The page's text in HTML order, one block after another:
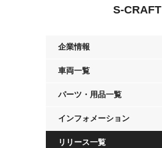
S-CRAFT
企業情報
車両一覧
パーツ・用品一覧
インフォメーション
リリース一覧